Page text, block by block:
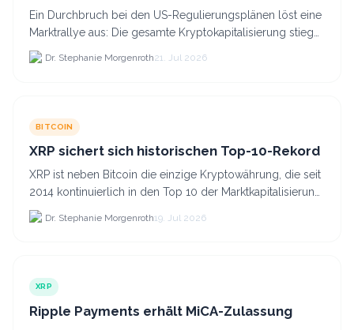
Ein Durchbruch bei den US-Regulierungsplänen löst eine
Marktrallye aus: Die gesamte Kryptokapitalisierung stieg
am 21.
Dr. Stephanie Morgenroth21. Jul 2026
BITCOIN
XRP sichert sich historischen Top-10-Rekord
XRP ist neben Bitcoin die einzige Kryptowährung, die seit
2014 kontinuierlich in den Top 10 der Marktkapitalisierung
verblieb.
Dr. Stephanie Morgenroth19. Jul 2026
XRP
Ripple Payments erhält MiCA-Zulassung